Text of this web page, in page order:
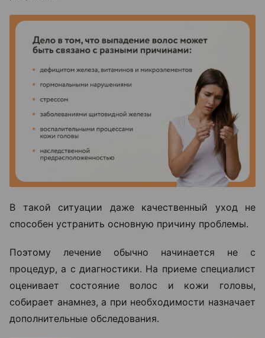
В такой ситуации даже качественный уход не
способен устранить основную причину проблемы.
Поэтому лечение обычно начинается не с
процедур, а с диагностики. На приеме специалист
оценивает состояние волос и кожи головы,
собирает анамнез, а при необходимости назначает
дополнительные обследования.